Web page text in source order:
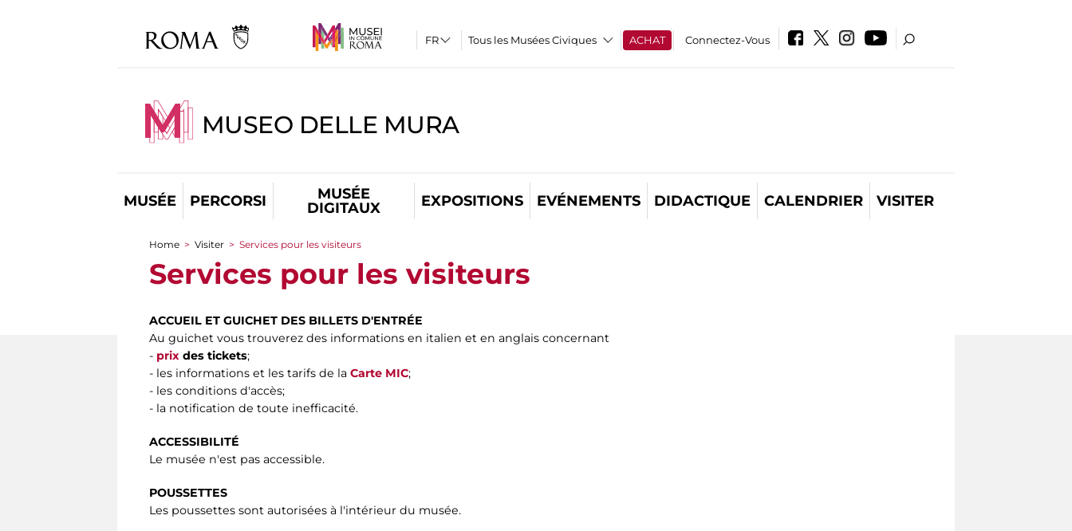
Tous les Musées Civiques ACHAT Connectez-Vous
MUSEO DELLE MURA
MUSÉE PERCORSI
MUSÉE
DIGITAUX
EXPOSITIONS EVÉNEMENTS DIDACTIQUE CALENDRIER VISITER
You are here
Home > Visiter > Services pour les visiteurs
Services pour les visiteurs
ACCUEIL ET GUICHET DES BILLETS D'ENTRÉE
Au guichet vous trouverez des informations en italien et en anglais concernant
- prix des tickets;
- les informations et les tarifs de la Carte MIC;
- les conditions d'accès;
- la notification de toute inefficacité.
ACCESSIBILITÉ
Le musée n'est pas accessible.
POUSSETTES
Les poussettes sont autorisées à l'intérieur du musée.